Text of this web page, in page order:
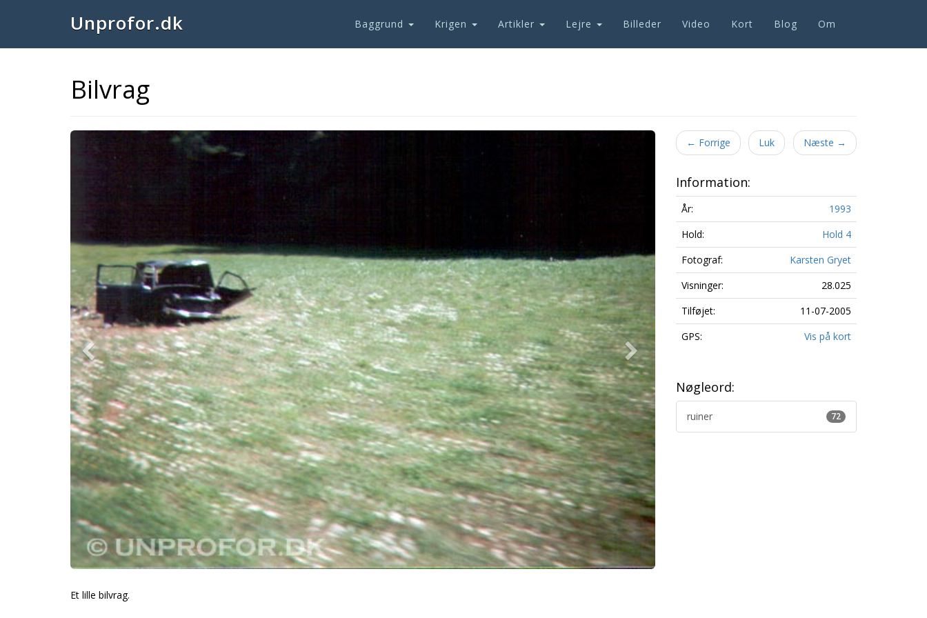
Unprofor.dk Baggrund Krigen Artikler Lejre Billeder Video Kort Blog Om
Bilvrag
Previous
Et lille bilvrag.
← Forrige Luk Næste →
Information:
År:
1993
Hold:
Hold 4
Fotograf:
Karsten Gryet
Visninger:
28.025
Tilføjet:
11-07-2005
GPS:
Vis på kort
Nøgleord:
72
ruiner